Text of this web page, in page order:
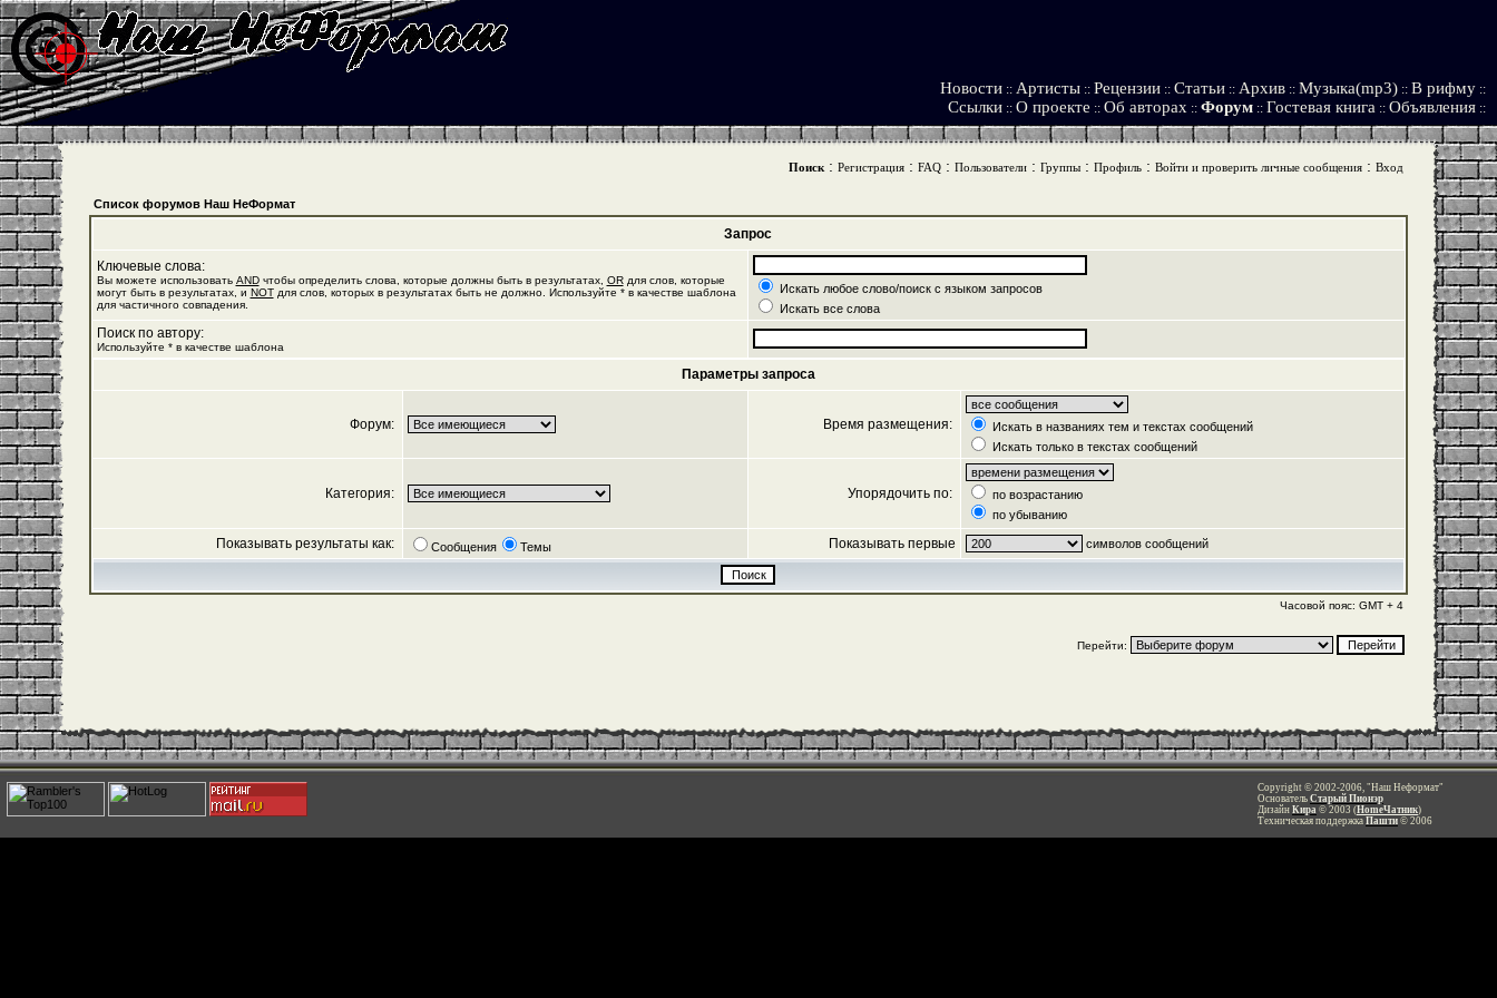
Новости :: Артисты :: Рецензии :: Статьи :: Архив :: Музыка(mp3) :: В рифму ::
Ссылки :: О проекте :: Об авторах :: Форум :: Гостевая книга :: Объявления ::
Поиск: Регистрация: FAQ: Пользователи: Группы: Профиль: Войти и проверить личные сообщения: Вход
Список форумов Наш НеФормат
Запрос
Ключевые слова:
Вы можете использовать ANDчтобы определить слова, которые должны быть в результатах, ORдля слов, которые
могут быть в результатах, и NOTдля слов, которых в результатах быть не должно. Используйте * в качестве шаблона
для частичного совпадения.
Искать любое слово/поиск с языком запросов
Искать все слова
Поиск по автору:
Используйте * в качестве шаблона
Параметры запроса
Форум: Время размещения:
Искать в названиях тем и текстах сообщений
Искать только в текстах сообщений
Категория: Упорядочить по:
по возрастанию
по убыванию
Показывать результаты как: Сообщения Темы Показывать первые символов сообщений
Часовой пояс: GMT + 4
Перейти:
Copyright © 2002-2006, "Наш Неформат"
Основатель Старый Пионэр
Дизайн Кира © 2003 (HomeЧатник)
Техническая поддержка Пашти © 2006